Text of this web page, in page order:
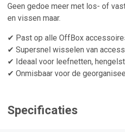
Geen gedoe meer met los- of
en vissen maar.
✔ Past op alle OffBox
✔ Supersnel wisselen van
✔ Ideaal voor leefnetten,
✔ Onmisbaar voor de
Specificaties